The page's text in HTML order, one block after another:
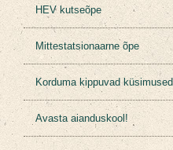
HEV kutseõpe
Mittestatsionaarne õpe
Korduma kippuvad küsimused
Avasta aianduskool!